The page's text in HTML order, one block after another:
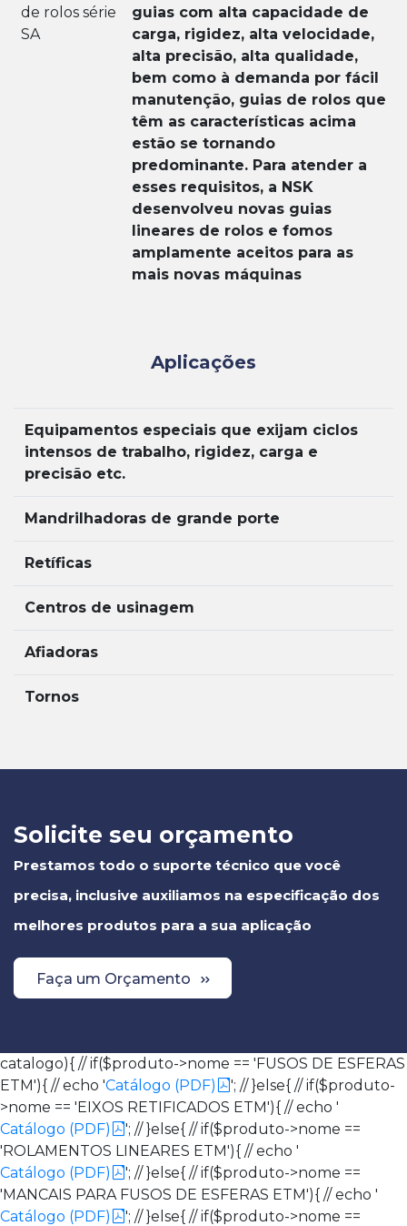
de rolos série
SA
guias com alta capacidade de
carga, rigidez, alta velocidade,
alta precisão, alta qualidade,
bem como à demanda por fácil
manutenção, guias de rolos que
têm as características acima
estão se tornando
predominante. Para atender a
esses requisitos, a NSK
desenvolveu novas guias
lineares de rolos e fomos
amplamente aceitos para as
mais novas máquinas
Aplicações
Equipamentos especiais que exijam ciclos
intensos de trabalho, rigidez, carga e
precisão etc.
Mandrilhadoras de grande porte
Retíficas
Centros de usinagem
Afiadoras
Tornos
Solicite seu orçamento
Prestamos todo o suporte técnico que você
precisa, inclusive auxiliamos na especificação dos
melhores produtos para a sua aplicação
Faça um Orçamento
catalogo){ // if($produto->nome == 'FUSOS DE ESFERAS
ETM'){ // echo 'Catálogo (PDF)
'; // }else{ // if($produto-
>nome == 'EIXOS RETIFICADOS ETM'){ // echo '
Catálogo (PDF)
'; // }else{ // if($produto->nome ==
'ROLAMENTOS LINEARES ETM'){ // echo '
Catálogo (PDF)
'; // }else{ // if($produto->nome ==
'MANCAIS PARA FUSOS DE ESFERAS ETM'){ // echo '
Catálogo (PDF)
'; // }else{ // if($produto->nome ==